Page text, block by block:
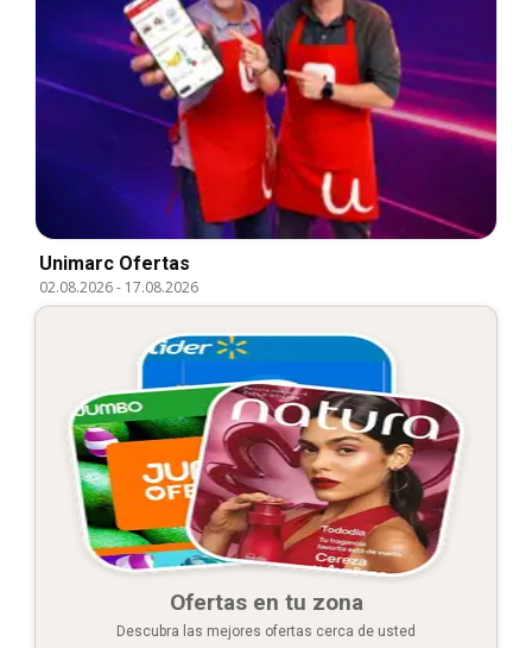
Unimarc Ofertas
02.08.2026- 17.08.2026
Ofertas en tu zona
Descubra las mejores ofertas cerca de usted